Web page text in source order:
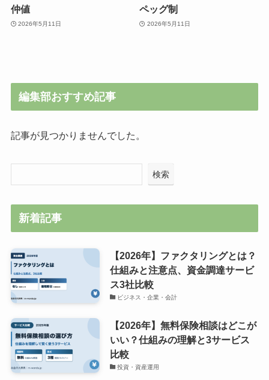
仲値
2026年5月11日
ペッグ制
2026年5月11日
編集部おすすめ記事
記事が見つかりませんでした。
検索
新着記事
【2026年】ファクタリングとは？
仕組みと注意点、資金調達サービ
ス3社比較
ビジネス・企業・会計
【2026年】無料保険相談はどこが
いい？仕組みの理解と3サービス
比較
投資・資産運用